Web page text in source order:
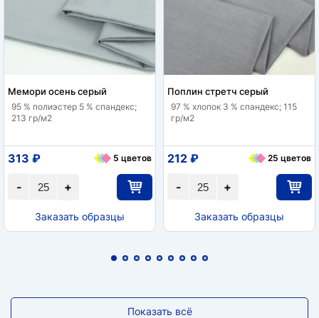
Мемори осень серый
95 % полиэстер 5 % спандекс;
213 гр/м2
+
-
313 ₽ 5 цветов
Заказать образцы
Поплин стретч серый
97 % хлопок 3 % спандекс; 115
гр/м2
+
-
212 ₽ 25 цветов
Заказать образцы
Показать всё